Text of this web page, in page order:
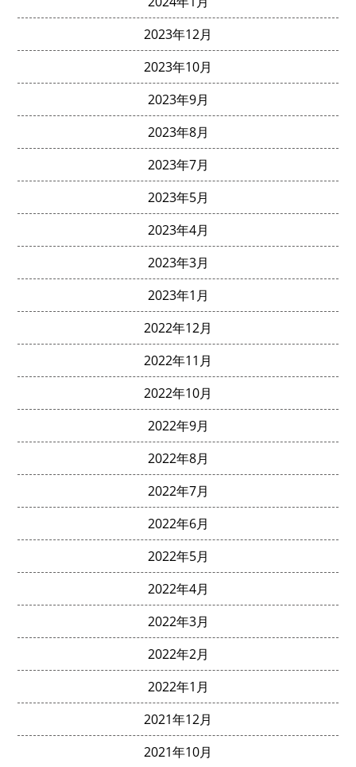
2023年12月
2023年10月
2023年9月
2023年8月
2023年7月
2023年5月
2023年4月
2023年3月
2023年1月
2022年12月
2022年11月
2022年10月
2022年9月
2022年8月
2022年7月
2022年6月
2022年5月
2022年4月
2022年3月
2022年2月
2022年1月
2021年12月
2021年10月